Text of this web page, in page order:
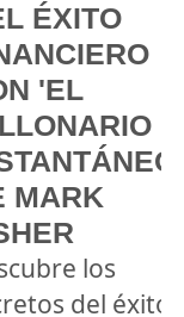
ÉXITO
'EL
MARK
los
del éxito